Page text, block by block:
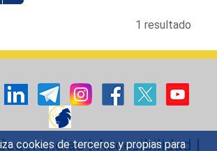
cookies de terceros y propias para
1 resultado
|Accesibilidad |